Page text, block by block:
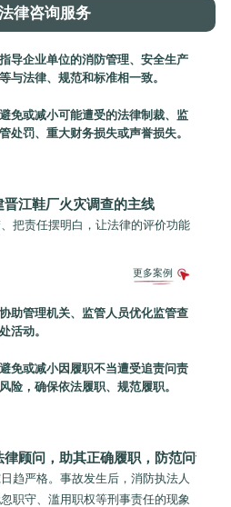
律咨询服务
指导企业单位的消防管理、安全生产
等与法律、规范和标准相一致。
避免或减小可能遭受的法律制裁、监
管处罚、重大财务损失或声誉损失。
江鞋厂火灾调查的主线
把责任摆明白，让法律的评价功能
更多案例
协助管理机关、监管人员优化监管查
处活动。
避免或减小因履职不当遭受追责问责
风险，确保依法履职、规范履职。
顾问，助其正确履职，防范问责
趋严格。事故发生后，消防执法人
职守、滥用职权等刑事责任的现象